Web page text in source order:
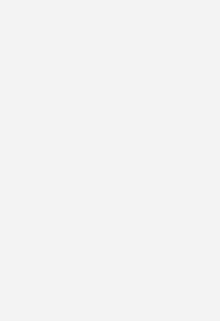
Zeit der Lockdowns hat auch
es umso mehr, für den
im Showroom. Der